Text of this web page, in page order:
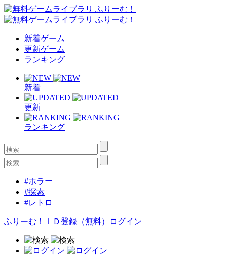
新着ゲーム
更新ゲーム
ランキング
新着
更新
ランキング
#ホラー
#探索
#レトロ
ふりーむ！ＩＤ登録（無料） ログイン